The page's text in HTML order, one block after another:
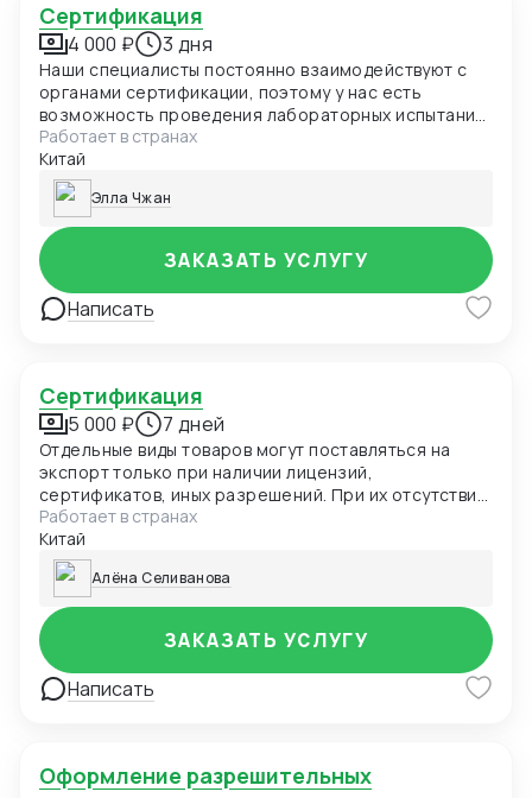
Сертификация
4 000 ₽ 3 дня
Наши специалисты постоянно взаимодействуют с
органами сертификации, поэтому у нас есть
возможность проведения лабораторных испытаний
и оформления документов в кратчайшие сроки.
Работает в странах
Китай
Элла Чжан
Написать
ЗАКАЗАТЬ УСЛУГУ
Сертификация
5 000 ₽ 7 дней
Отдельные виды товаров могут поставляться на
экспорт только при наличии лицензий,
сертификатов, иных разрешений. При их отсутствии
товар не пропустят таможенные органы России, а
нарушителя привлекут к ответственности. В
частности, разрешения нужны для вывоза
продукции двойного назначения, на товары под
фитосанитарным контролем
Работает в странах
Китай
Алёна Селиванова
Написать
ЗАКАЗАТЬ УСЛУГУ
Оформление разрешительных